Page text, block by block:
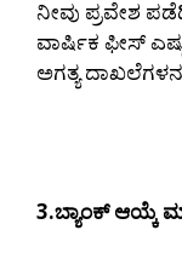
ನೀವು ಪ್ರವೇಶ
ವಾರ್ಷಿಕ ಫೀಸ್
ಅಗತ್ಯ
3.ಬ್ಯಾಂಕ್ ಆಯ್ಕೆ